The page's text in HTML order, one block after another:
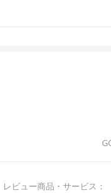
レビュー商品・サービス：